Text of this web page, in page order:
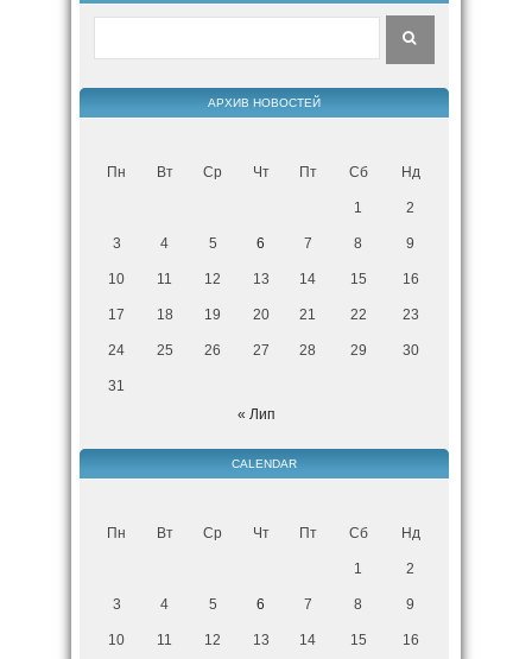
АРХИВ НОВОСТЕЙ
Пн Вт Ср Чт Пт Сб Нд
1 2
3 4 5 6 7 8 9
10 11 12 13 14 15 16
17 18 19 20 21 22 23
24 25 26 27 28 29 30
31
« Лип
CALENDAR
Пн Вт Ср Чт Пт Сб Нд
1 2
3 4 5 6 7 8 9
10 11 12 13 14 15 16